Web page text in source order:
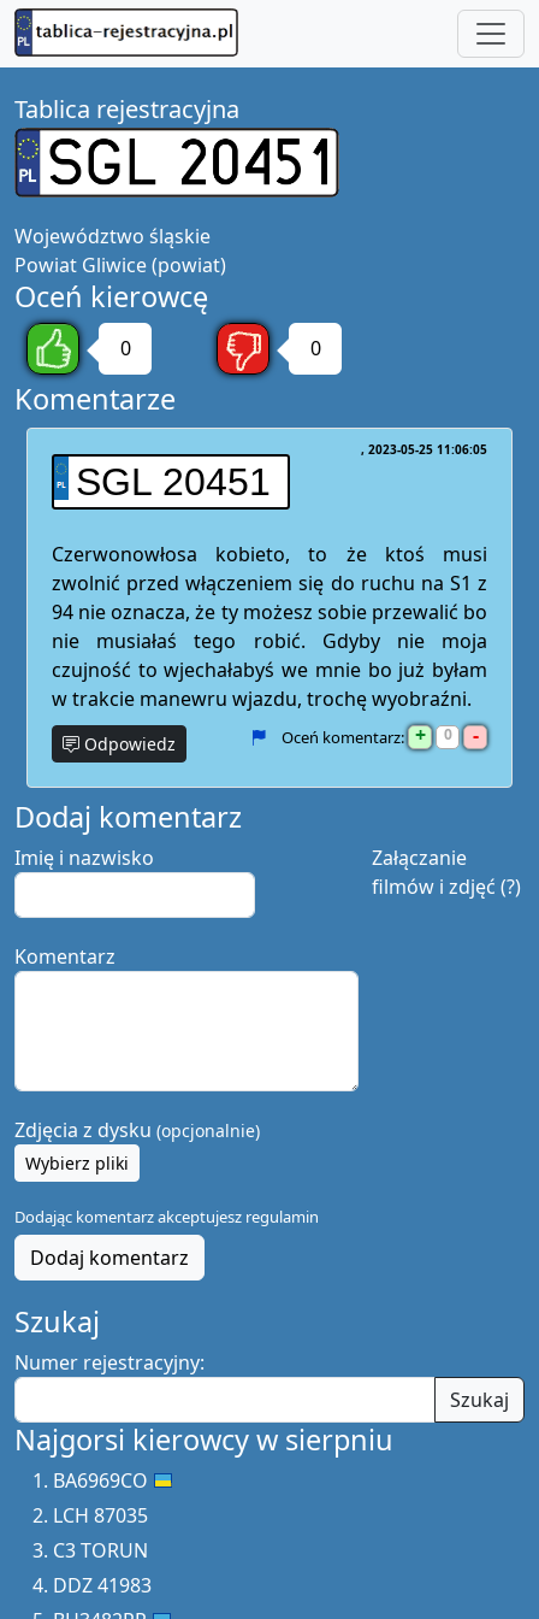
Tablica rejestracyjna
Województwo śląskie
Powiat Gliwice (powiat)
Oceń kierowcę
0 0
Komentarze
SGL 20451
2023-05-25 11:06:05
Czerwonowłosa kobieto, to że ktoś musi
zwolnić przed włączeniem się do ruchu na S1 z
94 nie oznacza, że ty możesz sobie przewalić bo
nie musiałaś tego robić. Gdyby nie moja
czujność to wjechałabyś we mnie bo już byłam
w trakcie manewru wjazdu, trochę wyobraźni.
Odpowiedz Oceń komentarz: + 0 -
Dodaj komentarz
Załączanie
filmów i zdjęć (?)
Imię i nazwisko
Komentarz
Zdjęcia z dysku (opcjonalnie)
Wybierz pliki
Dodając komentarz akceptujesz regulamin
Dodaj komentarz
Szukaj
Numer rejestracyjny:
Szukaj
Najgorsi kierowcy w sierpniu
BA6969CO
LCH 87035
C3 TORUN
DDZ 41983